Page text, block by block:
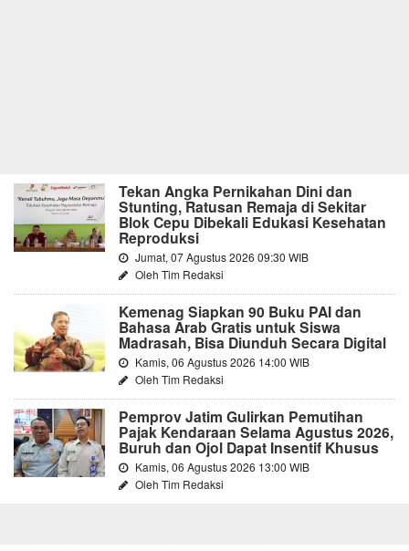
Tekan Angka Pernikahan Dini dan
Stunting, Ratusan Remaja di Sekitar
Blok Cepu Dibekali Edukasi Kesehatan
Reproduksi
Jumat, 07 Agustus 2026 09:30 WIB
Oleh Tim Redaksi
Kemenag Siapkan 90 Buku PAI dan
Bahasa Arab Gratis untuk Siswa
Madrasah, Bisa Diunduh Secara Digital
Kamis, 06 Agustus 2026 14:00 WIB
Oleh Tim Redaksi
Pemprov Jatim Gulirkan Pemutihan
Pajak Kendaraan Selama Agustus 2026,
Buruh dan Ojol Dapat Insentif Khusus
Kamis, 06 Agustus 2026 13:00 WIB
Oleh Tim Redaksi